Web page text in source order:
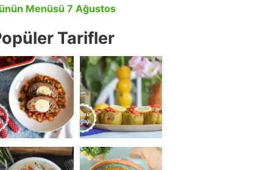
Menüsü 7 Ağustos
Tarifler